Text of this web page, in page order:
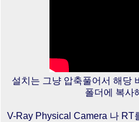
설치는 그냥 압축풀어서 해당
폴더에 복사
V-Ray Physical Camera 나 RT